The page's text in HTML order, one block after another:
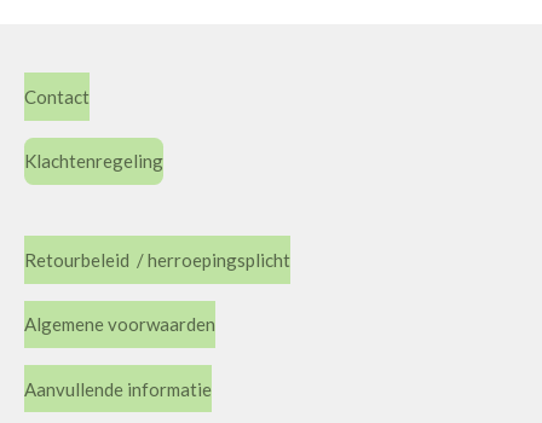
Contact
Klachtenregeling
Retourbeleid / herroepingsplicht
Algemene voorwaarden
Aanvullende informatie